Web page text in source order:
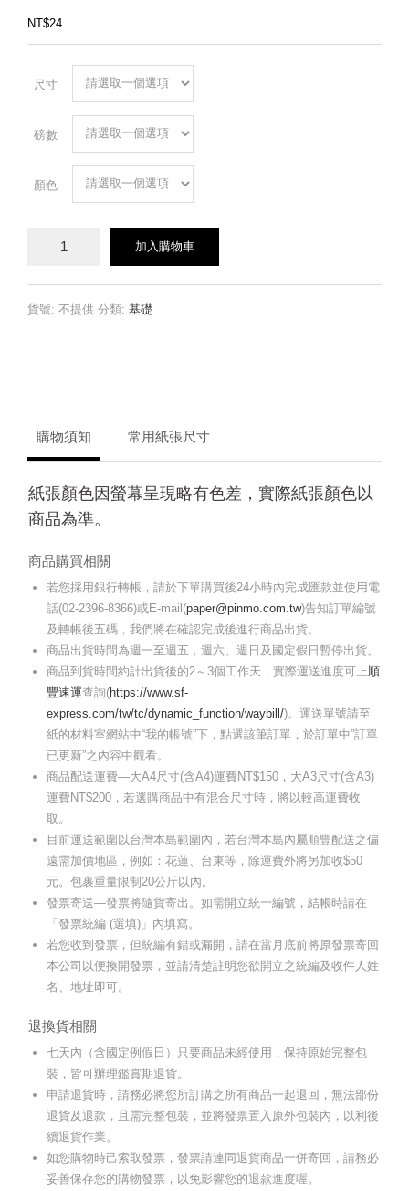
NT$24
尺寸
磅數
顏色
數
加入購物車
貨號: 不提供 分類: 基礎
購物須知 常用紙張尺寸
紙張顏色因螢幕呈現略有色差，實際紙張顏色以
商品為準。
商品購買相關
若您採用銀行轉帳，請於下單購買後24小時內完成匯款並使用電
話(02-2396-8366)或E-mail(paper@pinmo.com.tw)告知訂單編號
及轉帳後五碼，我們將在確認完成後進行商品出貨。
商品出貨時間為週一至週五，週六、週日及國定假日暫停出貨。
商品到貨時間約計出貨後的2～3個工作天，實際運送進度可上順
豐速運查詢(https://www.sf-
express.com/tw/tc/dynamic_function/waybill/)。運送單號請至
紙的材料室網站中“我的帳號”下，點選該筆訂單，於訂單中”訂單
已更新”之內容中觀看。
商品配送運費—大A4尺寸(含A4)運費NT$150，大A3尺寸(含A3)
運費NT$200，若選購商品中有混合尺寸時，將以較高運費收
取。
目前運送範圍以台灣本島範圍內，若台灣本島內屬順豐配送之偏
遠需加價地區，例如：花蓮、台東等，除運費外將另加收$50
元。包裹重量限制20公斤以內。
發票寄送—發票將隨貨寄出。如需開立統一編號，結帳時請在
「發票統編 (選填)」內填寫。
若您收到發票，但統編有錯或漏開，請在當月底前將原發票寄回
本公司以便換開發票，並請清楚註明您欲開立之統編及收件人姓
名、地址即可。
退換貨相關
七天內（含國定例假日）只要商品未經使用，保持原始完整包
裝，皆可辦理鑑賞期退貨。
申請退貨時，請務必將您所訂購之所有商品一起退回，無法部份
退貨及退款，且需完整包裝，並將發票置入原外包裝內，以利後
續退貨作業。
如您購物時己索取發票，發票請連同退貨商品一併寄回，請務必
妥善保存您的購物發票，以免影響您的退款進度喔。